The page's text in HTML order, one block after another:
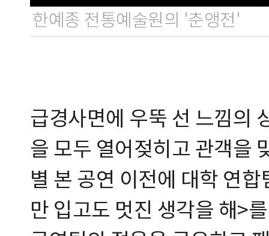
한예종 전통예술원의 '춘앵전'
급경사면에 우뚝 선 느낌의
을 모두 열어젖히고 관객을
별 본 공연 이전에 대학 연합
만 입고도 멋진 생각을 해>